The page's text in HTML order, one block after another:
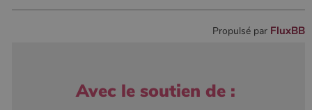
Propulsé par FluxBB
Avec le soutien de :